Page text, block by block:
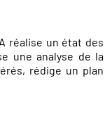
réalise un état des
une analyse de la
rédige un plan